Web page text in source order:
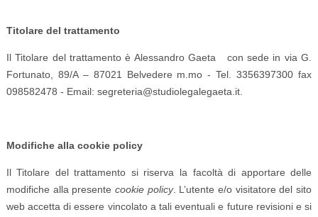
Titolare del trattamento
Il Titolare del trattamento è Alessandro Gaeta con sede in via G.
Fortunato, 89/A – 87021 Belvedere m.mo - Tel. 3356397300 fax
098582478 - Email: segreteria@studiolegalegaeta.it.
Modifiche alla cookie policy
Il Titolare del trattamento si riserva la facoltà di apportare delle
modifiche alla presente cookie policy. L’utente e/o visitatore del sito
web accetta di essere vincolato a tali eventuali e future revisioni e si